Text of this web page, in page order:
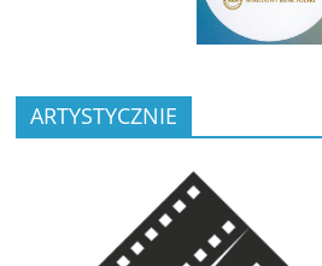
ARTYSTYCZNIE